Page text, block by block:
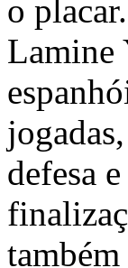
o
Lamine
defesa